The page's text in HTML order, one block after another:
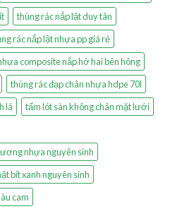
thùng rác nắp lật duy tân
rác nắp lật nhựa pp giá rẻ
composite nắp hở hai bên hông
thùng rác đạp chân nhựa hdpe 70l
lá
tấm lót sàn không chân mặt lưới
nhựa nguyên sinh
bít xanh nguyên sinh
cam